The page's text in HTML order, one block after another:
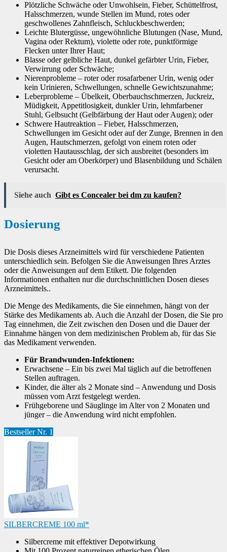
Plötzliche Schwäche oder Unwohlsein, Fieber, Schüttelfrost,
Halsschmerzen, wunde Stellen im Mund, rotes oder
geschwollenes Zahnfleisch, Schluckbeschwerden;
Leichte Blutergüsse, ungewöhnliche Blutungen (Nase, Mund,
Vagina oder Rektum), violette oder rote, punktförmige
Flecken unter Ihrer Haut;
Blasse oder gelbliche Haut, dunkel gefärbter Urin, Fieber,
Verwirrung oder Schwäche;
Nierenprobleme – roter oder rosafarbener Urin, wenig oder
kein Urinieren, Schwellungen, schnelle Gewichtszunahme;
Leberprobleme – Übelkeit, Oberbauchschmerzen, Juckreiz,
Müdigkeit, Appetitlosigkeit, dunkler Urin, lehmfarbener
Stuhl, Gelbsucht (Gelbfärbung der Haut oder Augen); oder
Schwere Hautreaktion – Fieber, Halsschmerzen,
Schwellungen im Gesicht oder auf der Zunge, Brennen in den
Augen, Hautschmerzen, gefolgt von einem roten oder
violetten Hautausschlag, der sich ausbreitet (besonders im
Gesicht oder am Oberkörper) und Blasenbildung und Schälen
verursacht.
Siehe auch Gibt es Concealer bei dm zu kaufen?
Dosierung
Die Dosis dieses Arzneimittels wird für verschiedene Patienten
unterschiedlich sein. Befolgen Sie die Anweisungen Ihres Arztes
oder die Anweisungen auf dem Etikett. Die folgenden
Informationen enthalten nur die durchschnittlichen Dosen dieses
Arzneimittels..
Die Menge des Medikaments, die Sie einnehmen, hängt von der
Stärke des Medikaments ab. Auch die Anzahl der Dosen, die Sie pro
Tag einnehmen, die Zeit zwischen den Dosen und die Dauer der
Einnahme hängen von dem medizinischen Problem ab, für das Sie
das Medikament verwenden.
Für Brandwunden-Infektionen:
Erwachsene – Ein bis zwei Mal täglich auf die betroffenen
Stellen auftragen.
Kinder, die älter als 2 Monate sind – Anwendung und Dosis
müssen vom Arzt festgelegt werden.
Frühgeborene und Säuglinge im Alter von 2 Monaten und
jünger – die Anwendung wird nicht empfohlen.
Bestseller Nr. 1
SILBERCREME 100 ml*
Silbercreme mit effektiver Depotwirkung